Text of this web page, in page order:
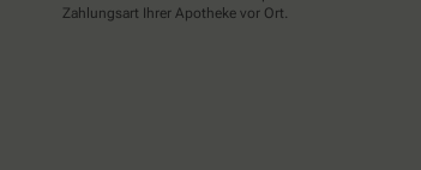
Zahlungsart Ihrer Apotheke vor Ort.